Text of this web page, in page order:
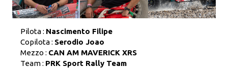
Pilota : Nascimento Filipe
Copilota : Serodio Joao
Mezzo : CAN AM MAVERICK XRS
Team : PRK Sport Rally Team